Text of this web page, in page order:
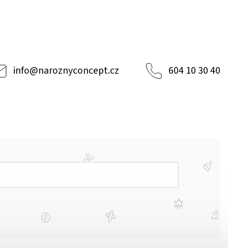
info@naroznyconcept.cz 604 10 30 40